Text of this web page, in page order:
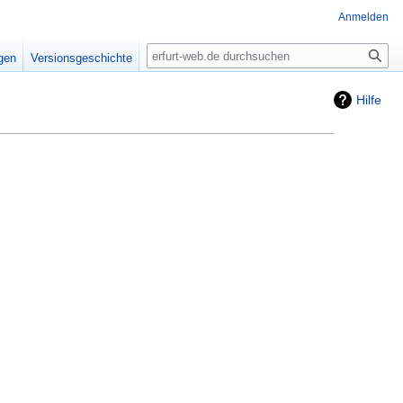
Hilfe
Anmelden
Versionsgeschichte Suche